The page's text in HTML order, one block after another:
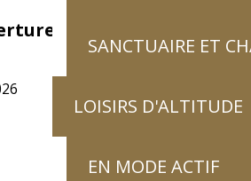
SANCTUAIRE ET
LOISIRS D'ALTITUDE
EN MODE ACTIF